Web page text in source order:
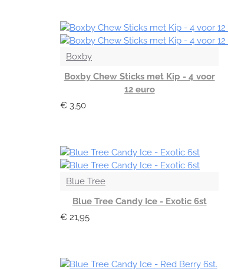
Boxby
Boxby Chew Sticks met Kip - 4 voor
12 euro
€ 3,50
Blue Tree
Blue Tree Candy Ice - Exotic 6st
€ 21,95